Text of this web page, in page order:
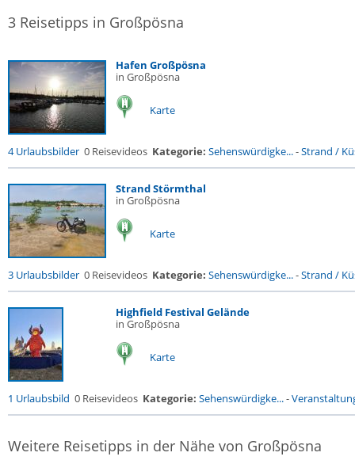
3 Reisetipps in Großpösna
Hafen Großpösna
in Großpösna
Karte
4 Urlaubsbilder 0 Reisevideos Kategorie: Sehenswürdigke...-Strand /
Strand Störmthal
in Großpösna
Karte
3 Urlaubsbilder 0 Reisevideos Kategorie: Sehenswürdigke...-Strand /
Highfield Festival Gelände
in Großpösna
Karte
1 Urlaubsbild 0 Reisevideos Kategorie: Sehenswürdigke...-
Weitere Reisetipps in der Nähe von Großpösna